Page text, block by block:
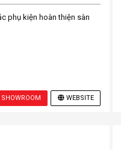
phụ kiện hoàn thiện sàn
SHOWROOM WEBSITE